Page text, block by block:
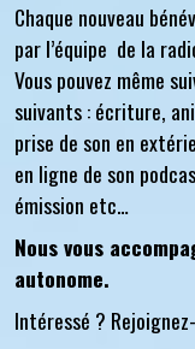
Chaque nouveau
par l’équipe de la
Vous pouvez même
suivants : écriture,
prise de son en
en ligne de son
émission etc…
Nous vous
autonome.
Intéressé ?